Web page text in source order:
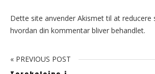
Dette site anvender Akismet til at reducere
hvordan din kommentar bliver behandlet.
« PREVIOUS POST